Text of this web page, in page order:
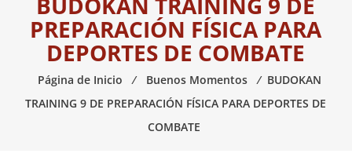
práctica
artes
marciales.
PREPARACIÓN FÍSICA PARA
DEPORTES DE COMBATE
Página de Inicio ⁄ Buenos Momentos ⁄ BUDOKAN
TRAINING 9 DE PREPARACIÓN FÍSICA PARA DEPORTES DE
COMBATE